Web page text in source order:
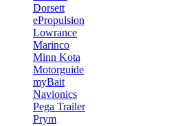
Dorsett
ePropulsion
Lowrance
Marinco
Minn Kota
Motorguide
myBait
Navionics
Pega Trailer
Prym